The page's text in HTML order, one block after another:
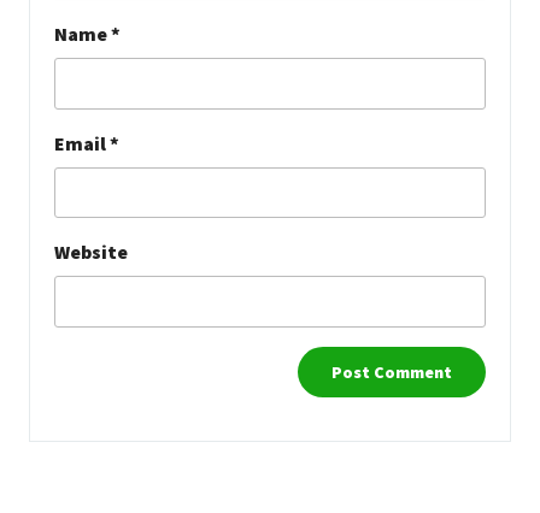
Name*
Email*
Website